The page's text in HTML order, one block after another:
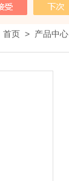
首页 > 产品中心